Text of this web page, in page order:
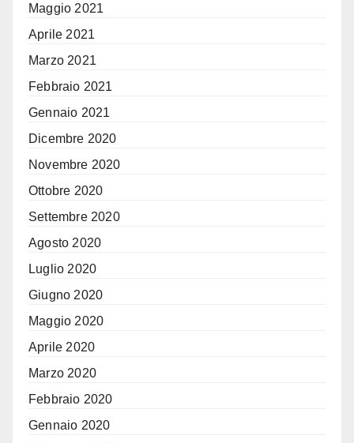
Maggio 2021
Aprile 2021
Marzo 2021
Febbraio 2021
Gennaio 2021
Dicembre 2020
Novembre 2020
Ottobre 2020
Settembre 2020
Agosto 2020
Luglio 2020
Giugno 2020
Maggio 2020
Aprile 2020
Marzo 2020
Febbraio 2020
Gennaio 2020